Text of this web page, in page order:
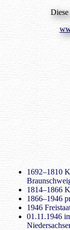
Diese
1692–1810
1814–1866
1866–1946
1946
01.11.1946